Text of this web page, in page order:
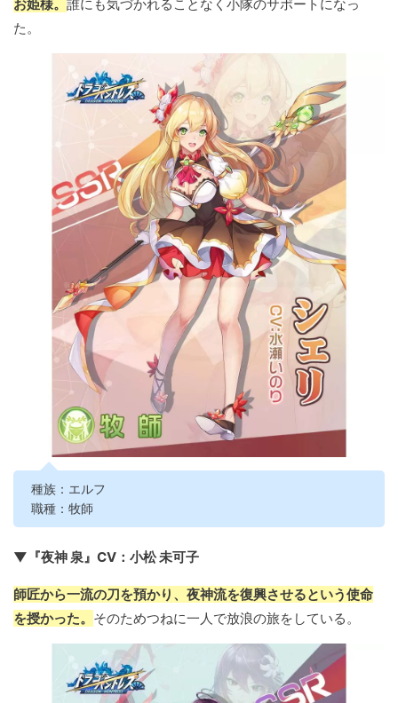
お姫様。 誰にも気づかれることなく小隊のサポートになっ
た。
種族：エルフ
職種：牧師
▼『夜神 泉』CV：小松 未可子
師匠から一流の刀を預かり、夜神流を復興させるという使命
を授かった。 そのためつねに一人で放浪の旅をしている。